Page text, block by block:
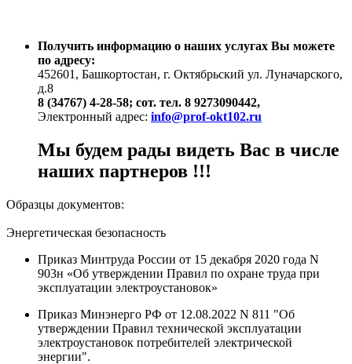
Получить информацию о наших услугах Вы можете
по адресу:
452601, Башкортостан, г. Октябрьский ул. Луначарского,
д.8
8 (34767) 4-28-58; сот. тел. 8 9273090442,
Электронный адрес: info@prof-okt102.ru
Мы будем рады видеть Вас в числе
наших партнеров !!!
Образцы документов:
Энергетическая безопасность
Приказ Минтруда России от 15 декабря 2020 года N
903н «Об утверждении Правил по охране труда при
эксплуатации электроустановок»
Приказ Минэнерго РФ от 12.08.2022 N 811 "Об
утверждении Правил технической эксплуатации
электроустановок потребителей электрической
энергии".